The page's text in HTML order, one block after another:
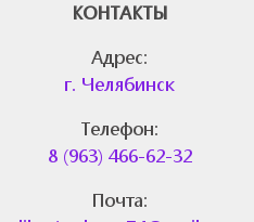
КОНТАКТЫ
Адрес:
г. Челябинск
Телефон:
8 (963) 466-62-32
Почта: